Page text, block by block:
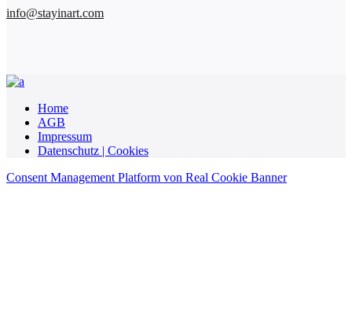
info@stayinart.com
Home
AGB
Impressum
Datenschutz | Cookies
Consent Management Platform von Real Cookie Banner